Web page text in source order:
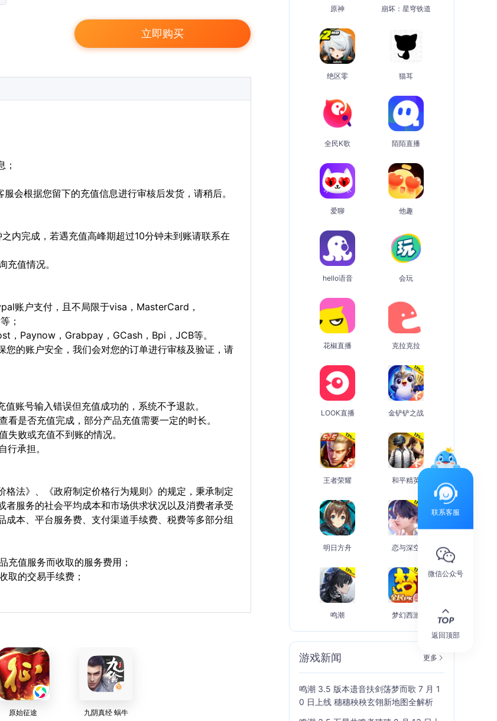
立即购买
；
会根据您留下的充值信息进行审核后发货，请稍后。
内完成，若遇充值高峰期超过10分钟未到账请联系在
值情况。
账户支付，且不局限于visa，MasterCard，
；
，Paynow，Grabpay，GCash，Bpi，JCB等。
的账户安全，我们会对您的订单进行审核及验证，请
账号输入错误但充值成功的，系统不予退款。
是否充值完成，部分产品充值需要一定的时长。
败或充值不到账的情况。
承担。
法》、《政府制定价格行为规则》的规定，秉承制定
服务的社会平均成本和市场供求状况以及消费者承受
本、平台服务费、支付渠道手续费、税费等多部分组
充值服务而收取的服务费用；
取的交易手续费；
原始征途 九阴真经 蜗牛
原神 崩坏：星穹铁道
绝区零 猫耳
全民K歌 陌陌直播
爱聊 他趣
hello语音 会玩
花椒直播 克拉克拉
LOOK直播 金铲铲之战
王者荣耀 和平精英
明日方舟 恋与深空
鸣潮 梦幻西游
游戏新闻 更多
鸣潮 3.5 版本遗音扶剑荡梦而歌 7 月 1
0 日上线 穗穗秧秧玄翎新地图全解析
联系客服
微信公众号
返回顶部